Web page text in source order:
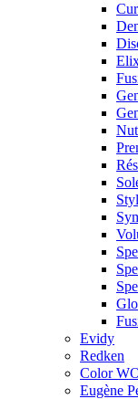
Evidy
Redken
Color
Eugène